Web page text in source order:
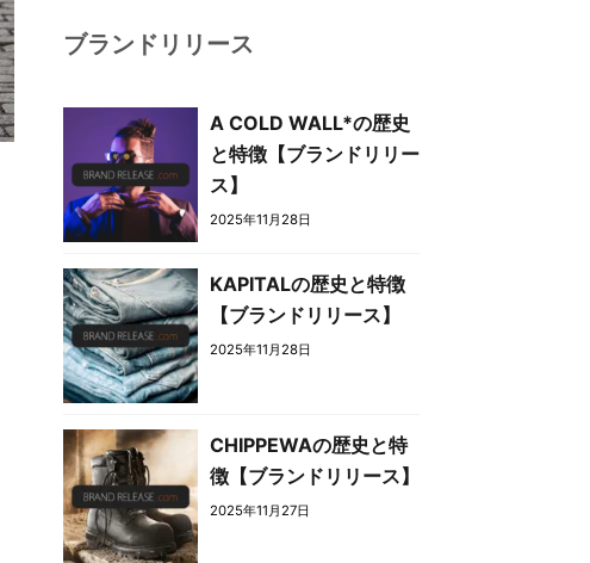
ブランドリリース
A COLD WALL*の歴史
と特徴【ブランドリリー
ス】
2025年11月28日
KAPITALの歴史と特徴
【ブランドリリース】
2025年11月28日
CHIPPEWAの歴史と特
徴【ブランドリリース】
2025年11月27日